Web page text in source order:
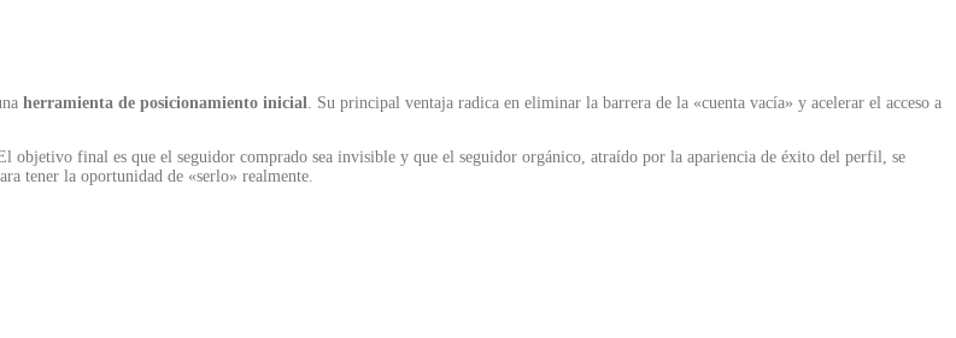
herramienta de posicionamiento inicial
Su principal ventaja radica en eliminar la barrera de la «cuenta vacía» y acelerar el acceso a
objetivo final es que el seguidor comprado sea invisible y que el seguidor orgánico, atraído por la apariencia de éxito del perfil, se
tener la oportunidad de «serlo» realmente.